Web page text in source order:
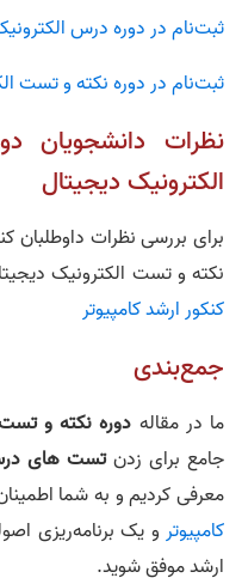
ثبت‌نام در دوره درس
ثبت‌نام در دوره نکته و تست
نظرات
الکترونیک دیجیتال
برای بررسی نظرات
نکته و تست الکترونیک
کنکور ارشد کامپیوتر
جمع‌بندی
ما در مقاله دوره نکته و
جامع برای زدنتست‌ های درس
معرفی کردیم و به شما
کامپیوتر و یک برنامه‌ریزی
ارشد موفق شوید.